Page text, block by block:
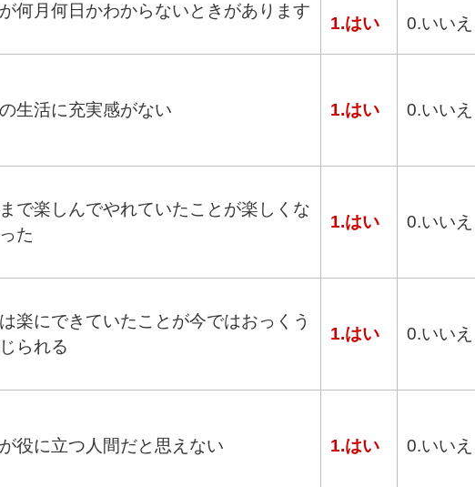
何月何日かわからないときがあります
1.はい 0.いいえ
生活に充実感がない 1.はい 0.いいえ
で楽しんでやれていたことが楽しくな
た
1.はい 0.いいえ
楽にできていたことが今ではおっくう
られる
1.はい 0.いいえ
役に立つ人間だと思えない 1.はい 0.いいえ